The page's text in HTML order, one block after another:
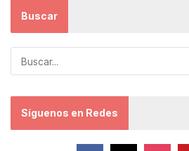
Buscar
Síguenos en Redes